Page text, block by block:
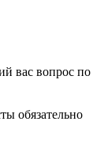
вас вопрос по
обязательно